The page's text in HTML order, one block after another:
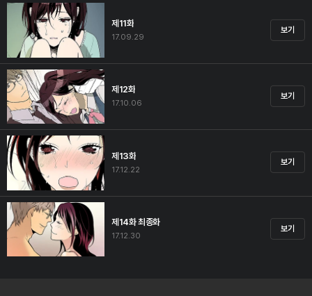
제11화
17.09.29
보기
제12화
17.10.06
보기
제13화
17.12.22
보기
제14화 최종화
17.12.30
보기